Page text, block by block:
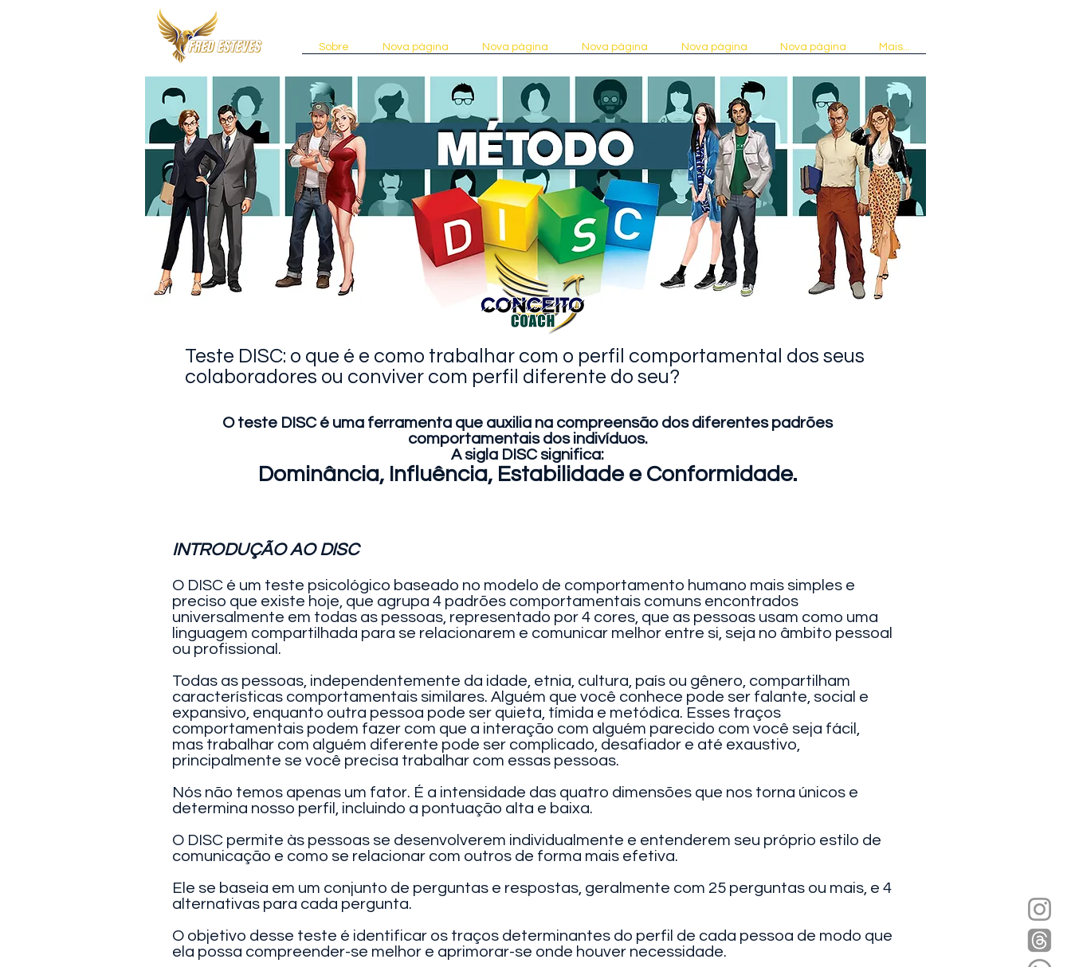
Sobre Nova página Nova página Nova página Nova página Nova página Mais...
Teste DISC: o que é e como trabalhar com o perfil comportamental dos seus
colaboradores ou conviver com perfil diferente do seu?
O teste DISC é uma ferramenta que auxilia na compreensão dos diferentes padrões
comportamentais dos indivíduos.
A sigla DISC significa:
Dominância, Influência, Estabilidade e Conformidade.
INTRODUÇÃO AO DISC
O DISC é um teste psicológico baseado no modelo de comportamento humano mais simples e
preciso que existe hoje, que agrupa 4 padrões comportamentais comuns encontrados
universalmente em todas as pessoas, representado por 4 cores, que as pessoas usam como uma
linguagem compartilhada para se relacionarem e comunicar melhor entre si, seja no âmbito pessoal
ou profissional.
Todas as pessoas, independentemente da idade, etnia, cultura, país ou gênero, compartilham
características comportamentais similares. Alguém que você conhece pode ser falante, social e
expansivo, enquanto outra pessoa pode ser quieta, tímida e metódica. Esses traços
comportamentais podem fazer com que a interação com alguém parecido com você seja fácil,
mas trabalhar com alguém diferente pode ser complicado, desafiador e até exaustivo,
principalmente se você precisa trabalhar com essas pessoas.
Nós não temos apenas um fator. É a intensidade das quatro dimensões que nos torna únicos e
determina nosso perfil, incluindo a pontuação alta e baixa.
O DISC permite às pessoas se desenvolverem individualmente e entenderem seu próprio estilo de
comunicação e como se relacionar com outros de forma mais efetiva.
Ele se baseia em um conjunto de perguntas e respostas, geralmente com 25 perguntas ou mais, e 4
alternativas para cada pergunta.
O objetivo desse teste é identificar os traços determinantes do perfil de cada pessoa de modo que
ela possa compreender-se melhor e aprimorar-se onde houver necessidade.